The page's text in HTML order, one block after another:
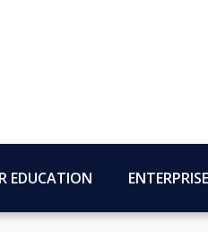
EDUCATION ENTERPRISE